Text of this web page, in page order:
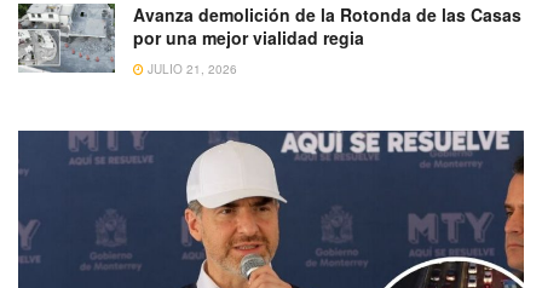
Avanza demolición de la Rotonda de las Casas
por una mejor vialidad regia
JULIO 21, 2026